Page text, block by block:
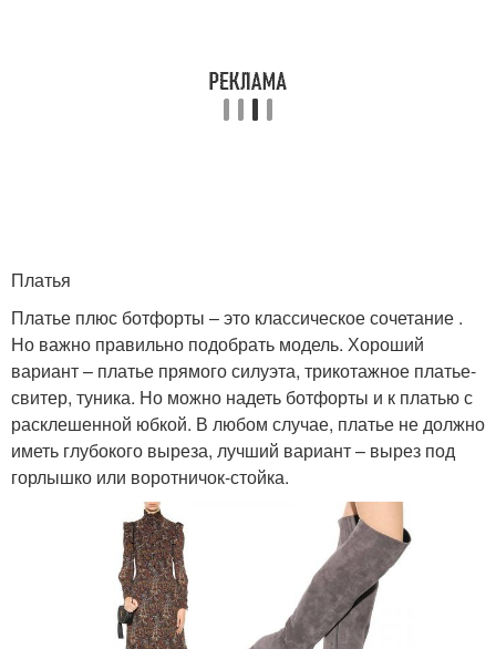
Платья
Платье плюс ботфорты – это классическое сочетание .
Но важно правильно подобрать модель. Хороший
вариант – платье прямого силуэта, трикотажное платье-
свитер, туника. Но можно надеть ботфорты и к платью с
расклешенной юбкой. В любом случае, платье не должно
иметь глубокого выреза, лучший вариант – вырез под
горлышко или воротничок-стойка.